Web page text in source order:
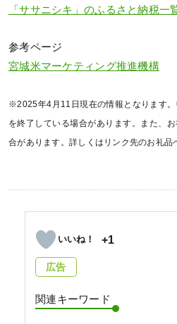
「ササニシキ」のふるさと納税一
参考ページ
宮城米マーケティング推進機構
※2025年4月11日現在の情報となります
を終了している場合があります。また、
合があります。詳しくはリンク先のお礼品
+1
広告
関連キーワード